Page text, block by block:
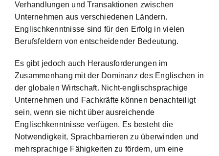
Verhandlungen und Transaktionen zwischen
Unternehmen aus verschiedenen Ländern.
Englischkenntnisse sind für den Erfolg in vielen
Berufsfeldern von entscheidender Bedeutung.
Es gibt jedoch auch Herausforderungen im
Zusammenhang mit der Dominanz des Englischen in
der globalen Wirtschaft. Nicht-englischsprachige
Unternehmen und Fachkräfte können benachteiligt
sein, wenn sie nicht über ausreichende
Englischkenntnisse verfügen. Es besteht die
Notwendigkeit, Sprachbarrieren zu überwinden und
mehrsprachige Fähigkeiten zu fördern, um eine